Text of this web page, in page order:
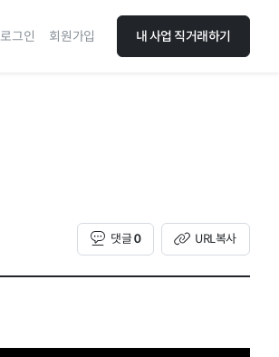
로그인 회원가입 내 사업 직거래하기
댓글0 URL복사